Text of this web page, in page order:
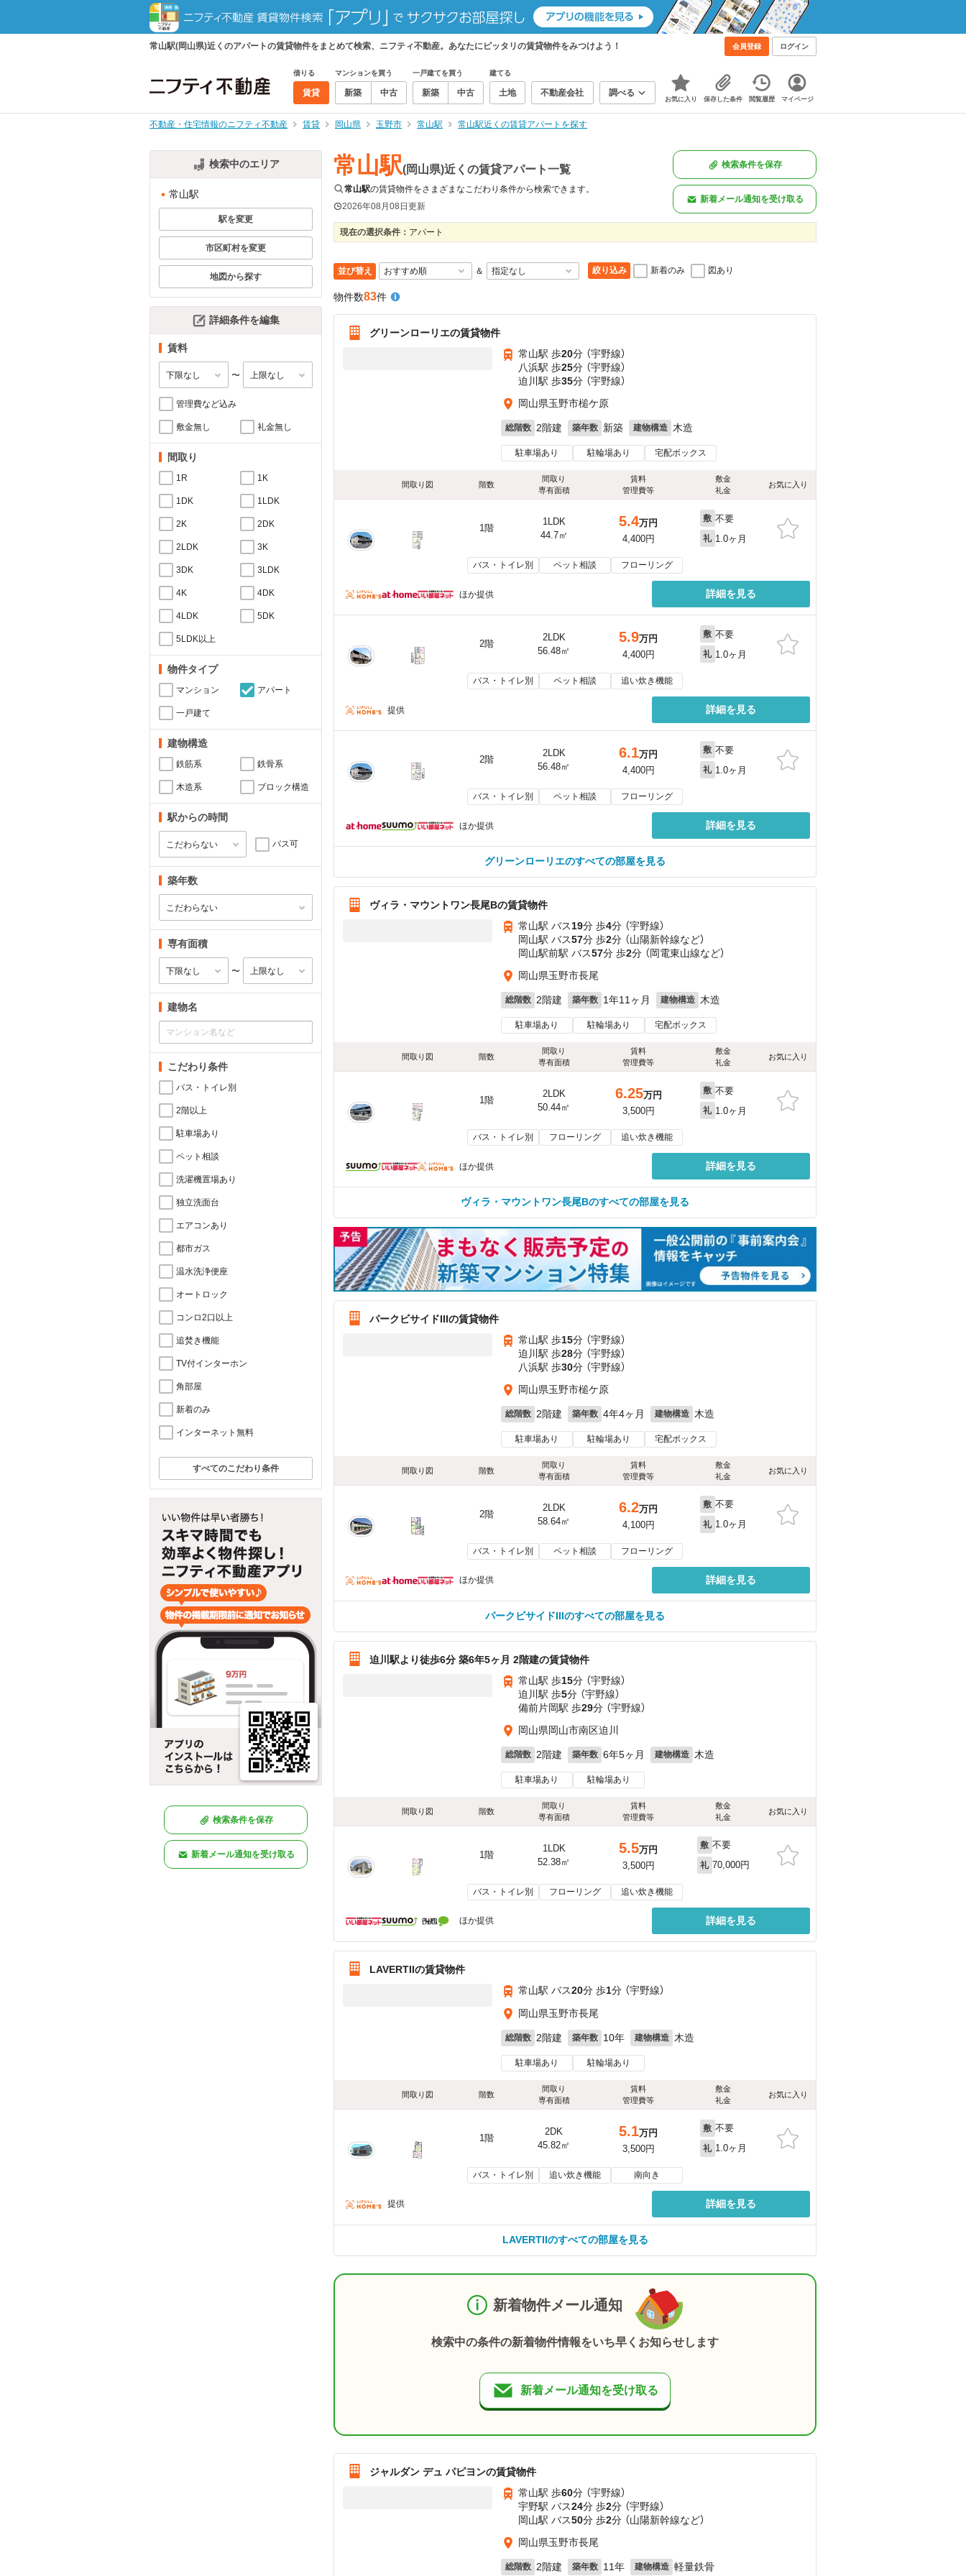
常山駅(岡山県)近くのアパートの賃貸物件をまとめて検索、ニフティ不動産。あなたにピッタリの賃貸物件をみつけよう！ 会員登録 ログイン
借りる
賃貸
マンションを買う
新築 中古
一戸建てを買う
新築 中古
建てる
土地 不動産会社 調べる
お気に入り 保存した条件 閲覧履歴 マイページ
不動産・住宅情報のニフティ不動産 賃貸 岡山県 玉野市 常山駅 常山駅近くの賃貸アパートを探す
検索中のエリア
常山駅
駅を変更
市区町村を変更
地図から探す
詳細条件を編集
賃料
〜
管理費など込み
敷金無し 礼金無し
間取り
1R 1K
1DK 1LDK
2K 2DK
2LDK 3K
3DK 3LDK
4K 4DK
4LDK 5DK
5LDK以上
物件タイプ
マンション アパート
一戸建て
建物構造
鉄筋系 鉄骨系
木造系 ブロック構造
駅からの時間
バス可
築年数
専有面積
〜
建物名
こだわり条件
バス・トイレ別
2階以上
駐車場あり
ペット相談
洗濯機置場あり
独立洗面台
エアコンあり
都市ガス
温水洗浄便座
オートロック
コンロ2口以上
追焚き機能
TV付インターホン
角部屋
新着のみ
インターネット無料
すべてのこだわり条件
検索条件を保存
新着メール通知を受け取る
常山駅(岡山県)近くの賃貸アパート一覧
常山駅の賃貸物件をさまざまなこだわり条件から検索できます。
2026年08月08日更新
検索条件を保存
新着メール通知を受け取る
現在の選択条件： アパート
並び替え ＆ 絞り込み 新着のみ 図あり
物件数83件
グリーンローリエの賃貸物件
常山駅 歩20分 （宇野線）
八浜駅 歩25分 （宇野線）
迫川駅 歩35分 （宇野線）
岡山県玉野市槌ケ原
総階数 2階建 築年数 新築 建物構造 木造
駐車場あり 駐輪場あり 宅配ボックス
間取り図 階数
間取り
専有面積
賃料
管理費等
敷金
礼金
お気に入り
1階
1LDK
44.7㎡
5.4万円
4,400円
敷 不要
礼 1.0ヶ月
バス・トイレ別 ペット相談 フローリング
ほか提供 詳細を見る
2階
2LDK
56.48㎡
5.9万円
4,400円
敷 不要
礼 1.0ヶ月
バス・トイレ別 ペット相談 追い炊き機能
提供 詳細を見る
2階
2LDK
56.48㎡
6.1万円
4,400円
敷 不要
礼 1.0ヶ月
バス・トイレ別 ペット相談 フローリング
ほか提供 詳細を見る
グリーンローリエのすべての部屋を見る
ヴィラ・マウントワン長尾Bの賃貸物件
常山駅 バス19分 歩4分 （宇野線）
岡山駅 バス57分 歩2分 （山陽新幹線など）
岡山駅前駅 バス57分 歩2分 （岡電東山線など）
岡山県玉野市長尾
総階数 2階建 築年数 1年11ヶ月 建物構造 木造
駐車場あり 駐輪場あり 宅配ボックス
間取り図 階数
間取り
専有面積
賃料
管理費等
敷金
礼金
お気に入り
1階
2LDK
50.44㎡
6.25万円
3,500円
敷 不要
礼 1.0ヶ月
バス・トイレ別 フローリング 追い炊き機能
ほか提供 詳細を見る
ヴィラ・マウントワン長尾Bのすべての部屋を見る
パークビサイドIIIの賃貸物件
常山駅 歩15分 （宇野線）
迫川駅 歩28分 （宇野線）
八浜駅 歩30分 （宇野線）
岡山県玉野市槌ケ原
総階数 2階建 築年数 4年4ヶ月 建物構造 木造
駐車場あり 駐輪場あり 宅配ボックス
間取り図 階数
間取り
専有面積
賃料
管理費等
敷金
礼金
お気に入り
2階
2LDK
58.64㎡
6.2万円
4,100円
敷 不要
礼 1.0ヶ月
バス・トイレ別 ペット相談 フローリング
ほか提供 詳細を見る
パークビサイドIIIのすべての部屋を見る
迫川駅より徒歩6分 築6年5ヶ月 2階建の賃貸物件
常山駅 歩15分 （宇野線）
迫川駅 歩5分 （宇野線）
備前片岡駅 歩29分 （宇野線）
岡山県岡山市南区迫川
総階数 2階建 築年数 6年5ヶ月 建物構造 木造
駐車場あり 駐輪場あり
間取り図 階数
間取り
専有面積
賃料
管理費等
敷金
礼金
お気に入り
1階
1LDK
52.38㎡
5.5万円
3,500円
敷 不要
礼 70,000円
バス・トイレ別 フローリング 追い炊き機能
ほか提供 詳細を見る
LAVERTIIの賃貸物件
常山駅 バス20分 歩1分 （宇野線）
岡山県玉野市長尾
総階数 2階建 築年数 10年 建物構造 木造
駐車場あり 駐輪場あり
間取り図 階数
間取り
専有面積
賃料
管理費等
敷金
礼金
お気に入り
1階
2DK
45.82㎡
5.1万円
3,500円
敷 不要
礼 1.0ヶ月
バス・トイレ別 追い炊き機能 南向き
提供 詳細を見る
LAVERTIIのすべての部屋を見る
新着物件メール通知
検索中の条件の新着物件情報をいち早くお知らせします
新着メール通知を受け取る
ジャルダン デュ パピヨンの賃貸物件
常山駅 歩60分 （宇野線）
宇野駅 バス24分 歩2分 （宇野線）
岡山駅 バス50分 歩2分 （山陽新幹線など）
岡山県玉野市長尾
総階数 2階建 築年数 11年 建物構造 軽量鉄骨